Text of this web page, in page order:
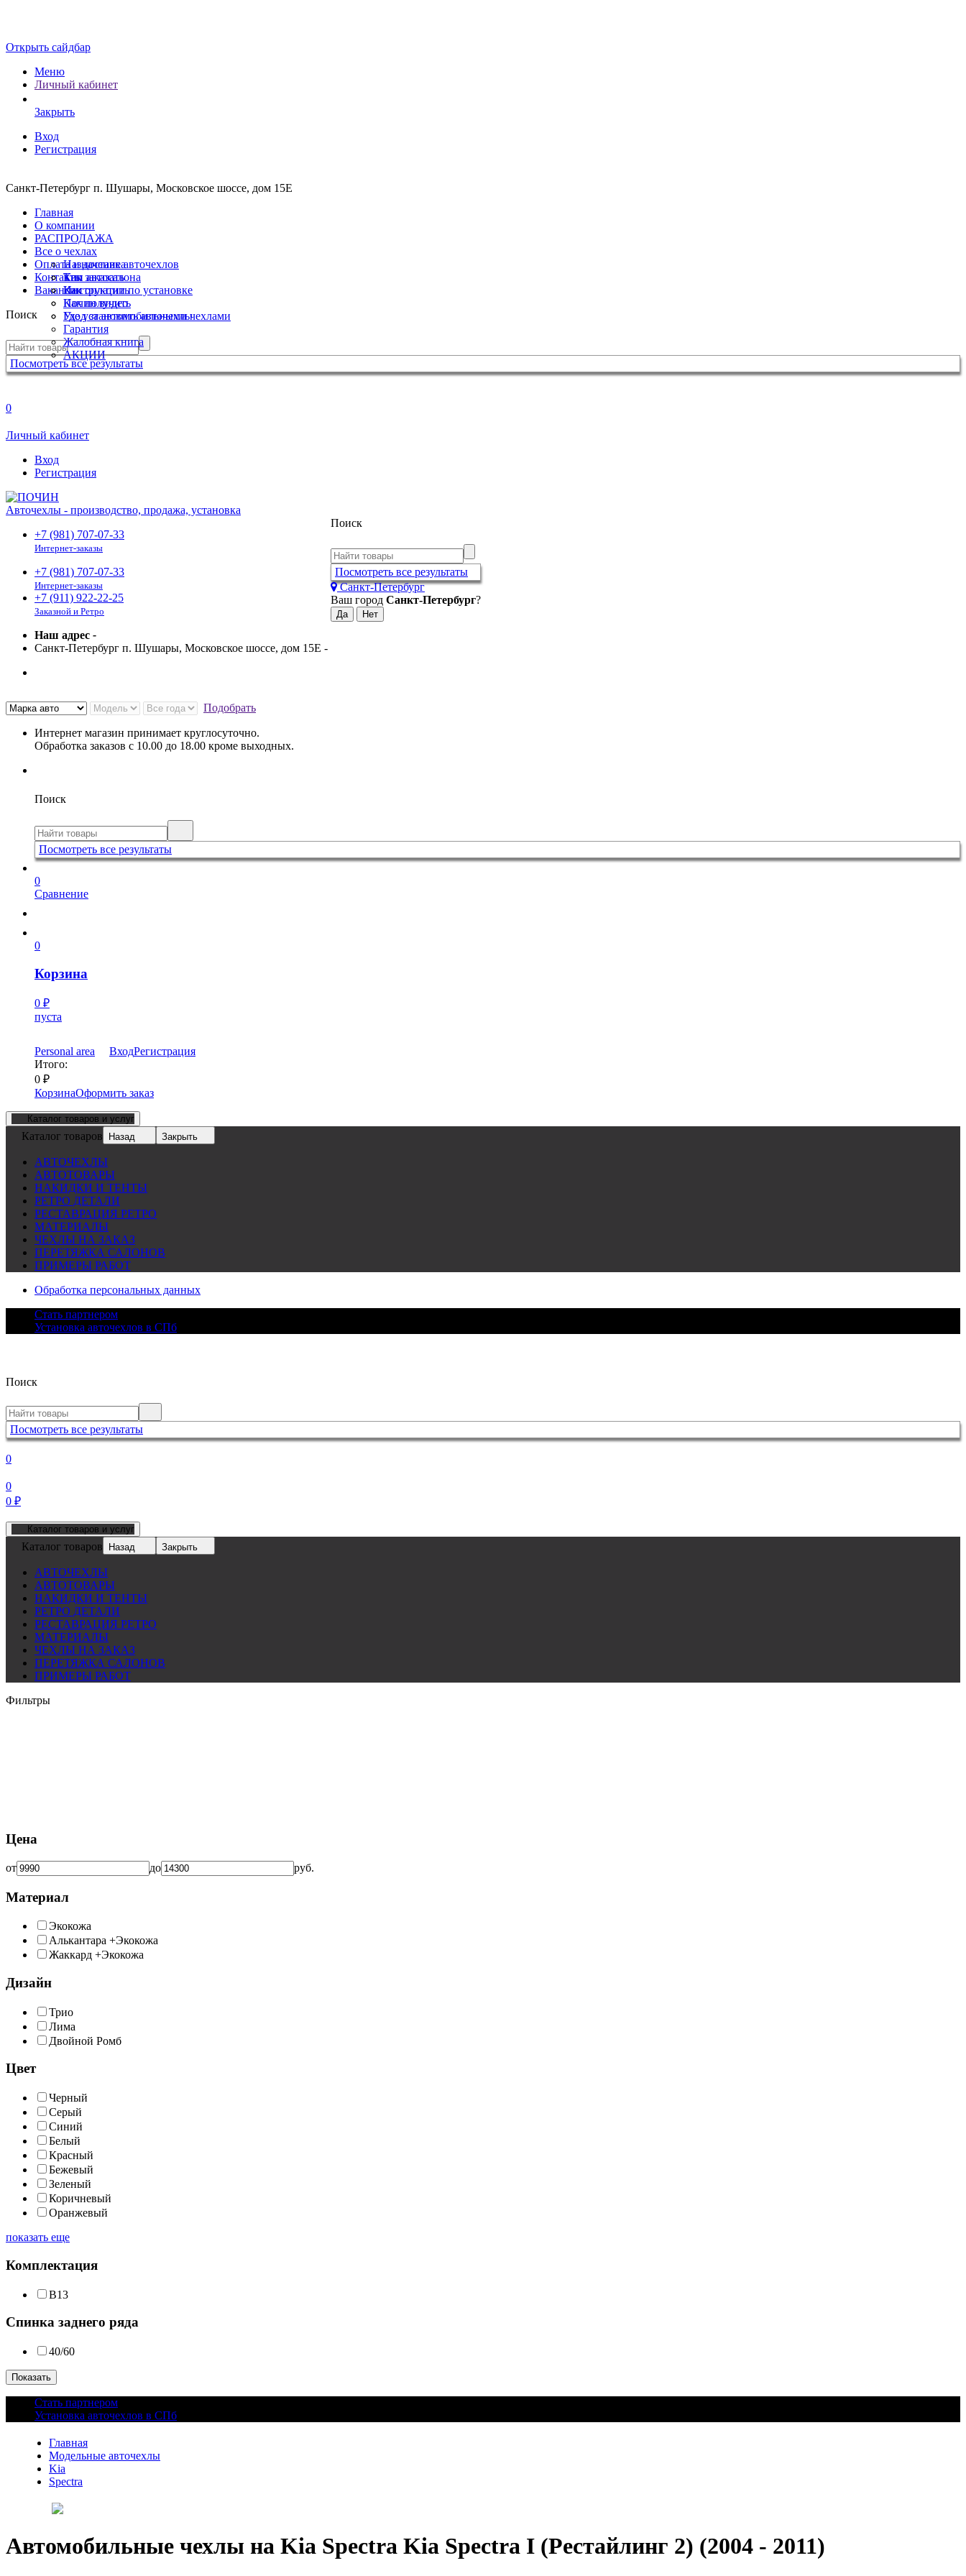
Открыть сайдбар
Меню
Личный кабинет
Закрыть
Вход
Регистрация
Санкт-Петербург п. Шушары, Московское шоссе, дом 15Е
Главная
О компании
РАСПРОДАЖА
Все о чехлах
Назначение авточехлов
Тип автосалона
Инструкции по установке
Почин видео
Уход за автомобильными чехлами
Оплата и доставка
Как заказать
Как оплатить
Как получить
Где установить авточехлы
Гарантия
Жалобная книга
АКЦИИ
Контакты
Вакансии
Поиск
Посмотреть все результаты
0
Личный кабинет
Вход
Регистрация
Авточехлы - производство, продажа, установка
+7 (981) 707-07-33
Интернет-заказы
+7 (981) 707-07-33
Интернет-заказы
+7 (911) 922-22-25
Заказной и Ретро
Наш адрес -
Санкт-Петербург п. Шушары, Московское шоссе, дом 15Е -
Поиск
Посмотреть все результаты
Санкт-Петербург
Ваш город Санкт-Петербург?
Подобрать
Интернет магазин принимает круглосуточно.
Обработка заказов с 10.00 до 18.00 кроме выходных.
Поиск
Посмотреть все результаты
0
Сравнение
0
Корзина
0 ₽
пуста
Personal area ВходРегистрация
Итого:
0 ₽
КорзинаОформить заказ
Каталог товаров и услуг
Каталог товаров Назад Закрыть
АВТОЧЕХЛЫ
АВТОТОВАРЫ
НАКИДКИ И ТЕНТЫ
РЕТРО ДЕТАЛИ
РЕСТАВРАЦИЯ РЕТРО
МАТЕРИАЛЫ
ЧЕХЛЫ НА ЗАКАЗ
ПЕРЕТЯЖКА САЛОНОВ
ПРИМЕРЫ РАБОТ
Обработка персональных данных
Стать партнером
Установка авточехлов в СПб
Поиск
Посмотреть все результаты
0
0
0 ₽
Каталог товаров и услуг
Каталог товаров Назад Закрыть
АВТОЧЕХЛЫ
АВТОТОВАРЫ
НАКИДКИ И ТЕНТЫ
РЕТРО ДЕТАЛИ
РЕСТАВРАЦИЯ РЕТРО
МАТЕРИАЛЫ
ЧЕХЛЫ НА ЗАКАЗ
ПЕРЕТЯЖКА САЛОНОВ
ПРИМЕРЫ РАБОТ
Фильтры
Цена
от до руб.
Материал
Экокожа
Алькантара +Экокожа
Жаккард +Экокожа
Дизайн
Трио
Лима
Двойной Ромб
Цвет
Черный
Серый
Синий
Белый
Красный
Бежевый
Зеленый
Коричневый
Оранжевый
показать еще
Комплектация
В13
Спинка заднего ряда
40/60
Показать
Стать партнером
Установка авточехлов в СПб
Главная
Модельные авточехлы
Kia
Spectra
Автомобильные чехлы на Kia Spectra Kia Spectra I (Рестайлинг 2) (2004 - 2011)